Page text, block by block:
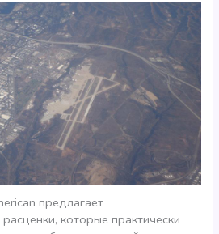
предлагает
которые практически